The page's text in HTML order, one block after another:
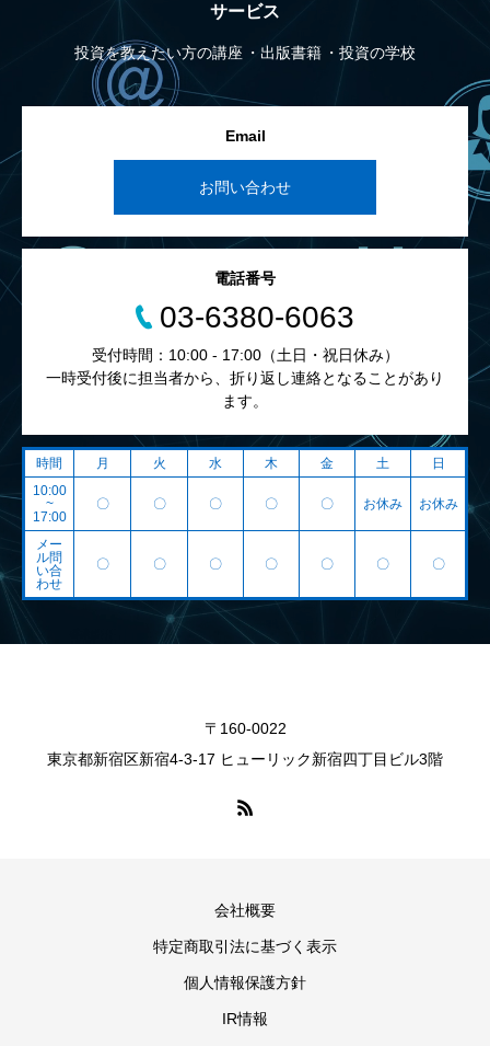
サービス
投資を教えたい方の講座 出版書籍 投資の学校
Email
お問い合わせ
電話番号
03-6380-6063
受付時間：10:00 - 17:00（土日・祝日休み）
一時受付後に担当者から、折り返し連絡となることがあり
ます。
時間 月 火 水 木 金 土
日
10:00
~
17:00
〇 〇 〇 〇 〇 お休み お休み
メー
ル問
い合
わせ
〇 〇 〇 〇 〇 〇 〇
〒160-0022
東京都新宿区新宿4-3-17 ヒューリック新宿四丁目ビル3階
会社概要
特定商取引法に基づく表示
個人情報保護方針
IR情報